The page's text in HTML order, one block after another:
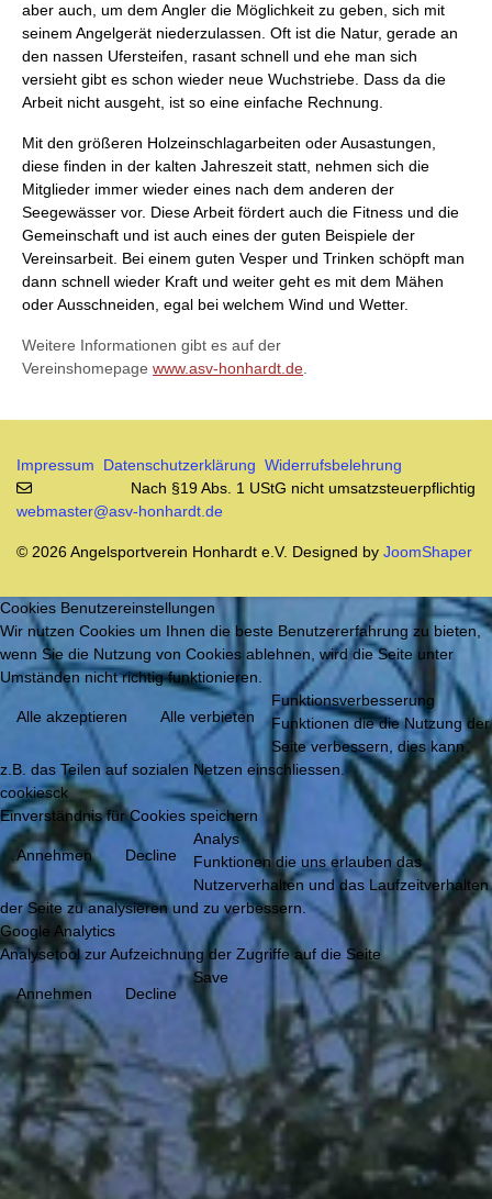
aber auch, um dem Angler die Möglichkeit zu geben, sich mit
seinem Angelgerät niederzulassen. Oft ist die Natur, gerade an
den nassen Ufersteifen, rasant schnell und ehe man sich
versieht gibt es schon wieder neue Wuchstriebe. Dass da die
Arbeit nicht ausgeht, ist so eine einfache Rechnung.
Mit den größeren Holzeinschlagarbeiten oder Ausastungen,
diese finden in der kalten Jahreszeit statt, nehmen sich die
Mitglieder immer wieder eines nach dem anderen der
Seegewässer vor. Diese Arbeit fördert auch die Fitness und die
Gemeinschaft und ist auch eines der guten Beispiele der
Vereinsarbeit. Bei einem guten Vesper und Trinken schöpft man
dann schnell wieder Kraft und weiter geht es mit dem Mähen
oder Ausschneiden, egal bei welchem Wind und Wetter.
Weitere Informationen gibt es auf der
Vereinshomepage www.asv-honhardt.de.
Impressum Datenschutzerklärung Widerrufsbelehrung
Nach §19 Abs. 1 UStG nicht umsatzsteuerpflichtig
webmaster@asv-honhardt.de
© 2026 Angelsportverein Honhardt e.V. Designed by JoomShaper
Cookies Benutzereinstellungen
Wir nutzen Cookies um Ihnen die beste Benutzererfahrung zu bieten,
wenn Sie die Nutzung von Cookies ablehnen, wird die Seite unter
Umständen nicht richtig funktionieren.
Alle akzeptieren Alle verbieten
Funktionsverbesserung
Funktionen die die Nutzung der
Seite verbessern, dies kann
z.B. das Teilen auf sozialen Netzen einschliessen.
cookiesck
Einverständnis für Cookies speichern
Annehmen Decline
Analys
Funktionen die uns erlauben das
Nutzerverhalten und das Laufzeitverhalten
der Seite zu analysieren und zu verbessern.
Google Analytics
Analysetool zur Aufzeichnung der Zugriffe auf die Seite
Annehmen Decline
Save